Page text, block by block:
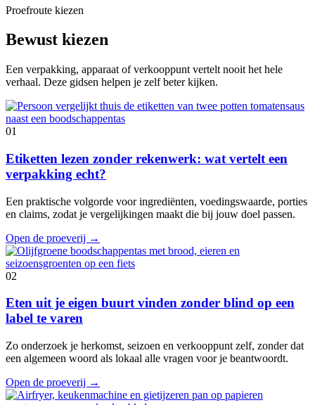
Proefroute kiezen
Bewust kiezen
Een verpakking, apparaat of verkooppunt vertelt nooit het hele
verhaal. Deze gidsen helpen je zelf beter kijken.
01
Etiketten lezen zonder rekenwerk: wat vertelt een
verpakking echt?
Een praktische volgorde voor ingrediënten, voedingswaarde, porties
en claims, zodat je vergelijkingen maakt die bij jouw doel passen.
Open de proeverij →
02
Eten uit je eigen buurt vinden zonder blind op een
label te varen
Zo onderzoek je herkomst, seizoen en verkooppunt zelf, zonder dat
een algemeen woord als lokaal alle vragen voor je beantwoordt.
Open de proeverij →